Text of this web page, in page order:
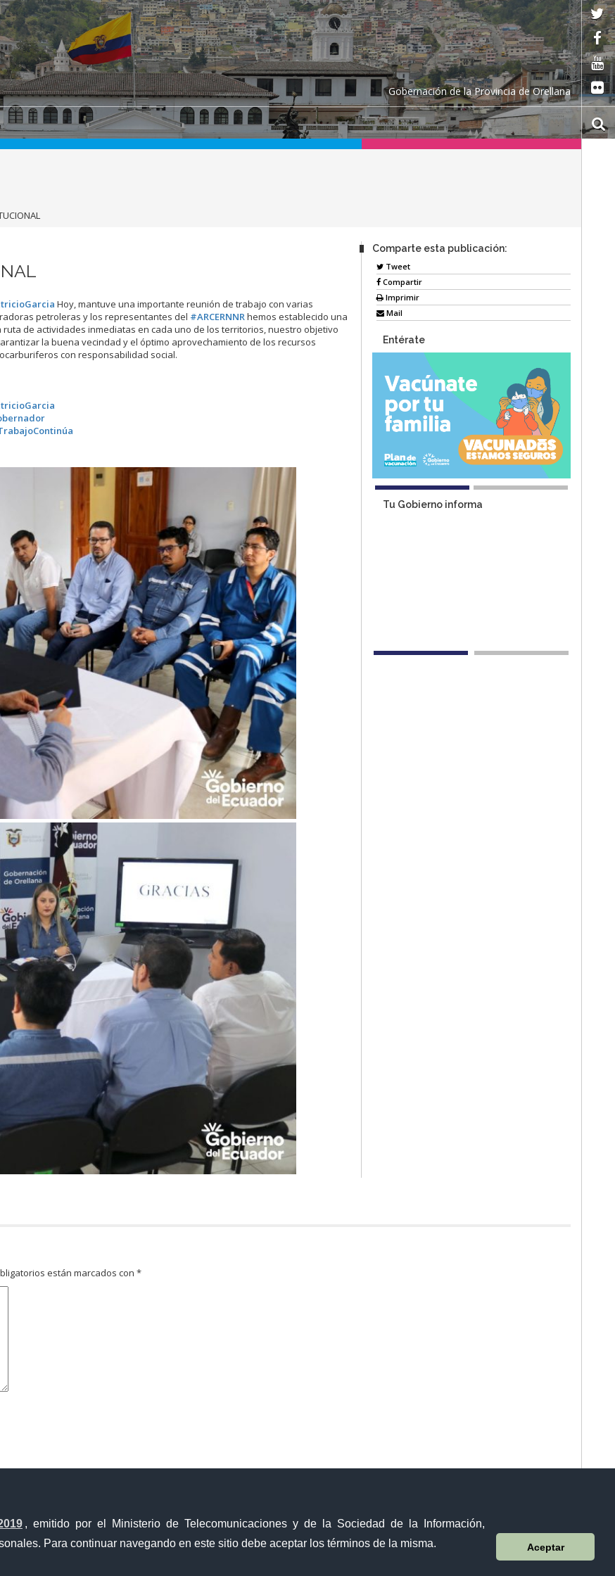
, emitido por el Ministerio de Telecomunicaciones y de la Sociedad de la Información,
Para continuar navegando en este sitio debe aceptar los términos de la misma.
Aceptar
Gobernación de la Provincia de Orellana
Hoy, mantuve una importante reunión de trabajo con varias
petroleras y los representantes del #ARCERNNRhemos establecido una
ruta de actividades inmediatas en cada uno de los territorios, nuestro objetivo
la buena vecindad y el óptimo aprovechamiento de los recursos
con responsabilidad social.
Comparte esta publicación:
Tweet
Compartir
Imprimir
Mail
Entérate
Tu Gobierno informa
están marcados con*
Sistema Nacional de Información (SNI)